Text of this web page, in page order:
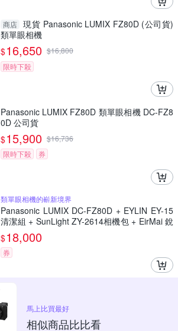
商店 現貨 Panasonic LUMIX FZ80D (公司貨)
類單眼相機
$16,650 $16,800
限時下殺
Panasonic LUMIX FZ80D 類單眼相機 DC-FZ8
0D 公司貨
$15,900 $16,736
限時下殺
券
類單眼相機的嶄新境界
Panasonic LUMIX DC-FZ80D + EYLIN EY-15
清潔組 + SunLight ZY-2614相機包 + EirMai 銳
瑪 HD-100C電子除濕卡 FZ80D (公司貨)
$18,000
券
馬上比買最好
相似商品比比看